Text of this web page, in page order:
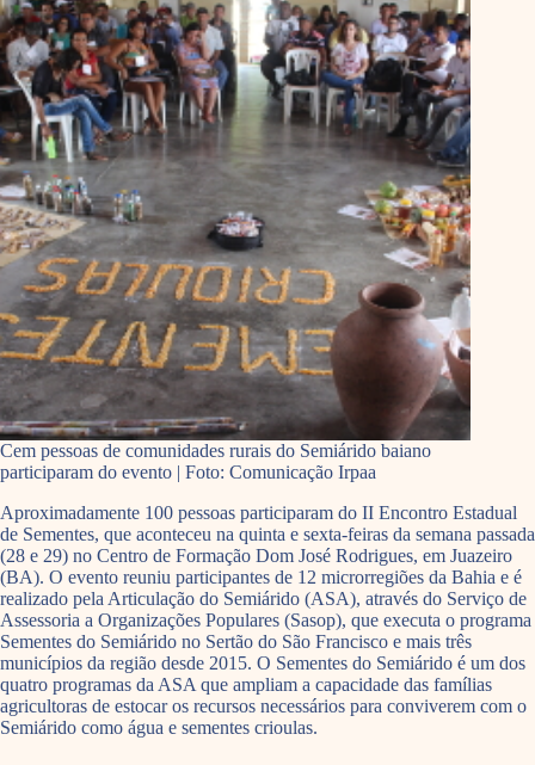
Cem pessoas de comunidades rurais do Semiárido baiano
participaram do evento | Foto: Comunicação Irpaa
Aproximadamente 100 pessoas participaram do II Encontro Estadual
de Sementes, que aconteceu na quinta e sexta-feiras da semana passada
(28 e 29) no Centro de Formação Dom José Rodrigues, em Juazeiro
(BA). O evento reuniu participantes de 12 microrregiões da Bahia e é
realizado pela Articulação do Semiárido (ASA), através do Serviço de
Assessoria a Organizações Populares (Sasop), que executa o programa
Sementes do Semiárido no Sertão do São Francisco e mais três
municípios da região desde 2015. O Sementes do Semiárido é um dos
quatro programas da ASA que ampliam a capacidade das famílias
agricultoras de estocar os recursos necessários para conviverem com o
Semiárido como água e sementes crioulas.